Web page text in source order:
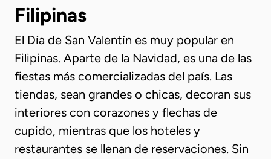
Filipinas
El Día de San Valentín es muy popular en
Filipinas. Aparte de la Navidad, es una de las
fiestas más comercializadas del país. Las
tiendas, sean grandes o chicas, decoran sus
interiores con corazones y flechas de
cupido, mientras que los hoteles y
restaurantes se llenan de reservaciones. Sin